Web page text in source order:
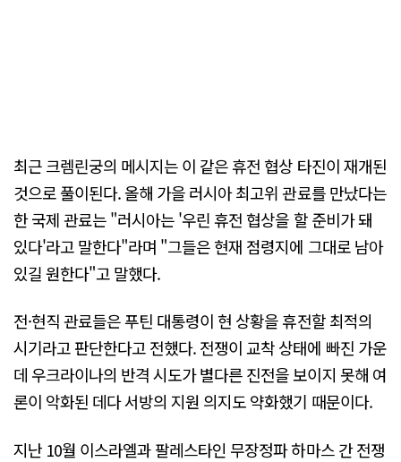
최근 크렘린궁의 메시지는 이 같은 휴전 협상 타진이 재개된
것으로 풀이된다. 올해 가을 러시아 최고위 관료를 만났다는
한 국제 관료는 "러시아는 '우린 휴전 협상을 할 준비가 돼
있다'라고 말한다"라며 "그들은 현재 점령지에 그대로 남아
있길 원한다"고 말했다.
전·현직 관료들은 푸틴 대통령이 현 상황을 휴전할 최적의
시기라고 판단한다고 전했다. 전쟁이 교착 상태에 빠진 가운
데 우크라이나의 반격 시도가 별다른 진전을 보이지 못해 여
론이 악화된 데다 서방의 지원 의지도 약화했기 때문이다.
지난 10월 이스라엘과 팔레스타인 무장정파 하마스 간 전쟁